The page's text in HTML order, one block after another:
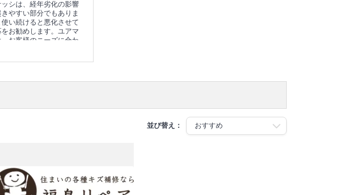
シは、経年劣化の影響
やすい部分でもありま
い続けると悪化させて
お勧めします。ユアマ
お客様のニーズに合わ
することができます。
並び替え：